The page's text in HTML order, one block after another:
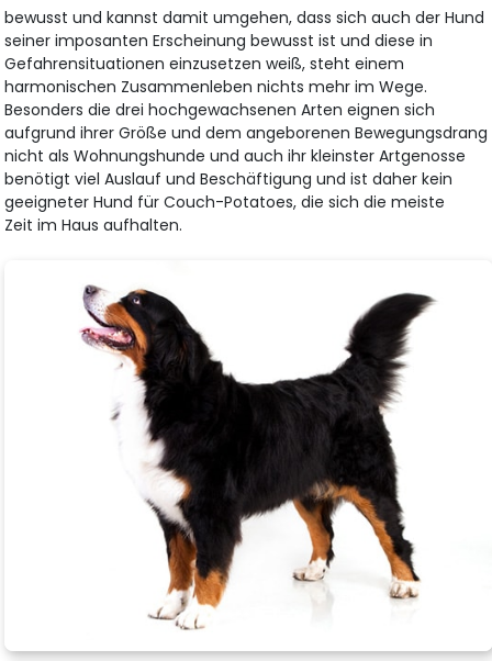
bewusst und kannst damit umgehen, dass sich auch der Hund
seiner imposanten Erscheinung bewusst ist und diese in
Gefahrensituationen einzusetzen weiß, steht einem
harmonischen Zusammenleben nichts mehr im Wege.
Besonders die drei hochgewachsenen Arten eignen sich
aufgrund ihrer Größe und dem angeborenen Bewegungsdrang
nicht als Wohnungshunde und auch ihr kleinster Artgenosse
benötigt viel Auslauf und Beschäftigung und ist daher kein
geeigneter Hund für Couch-Potatoes, die sich die meiste
Zeit im Haus aufhalten.